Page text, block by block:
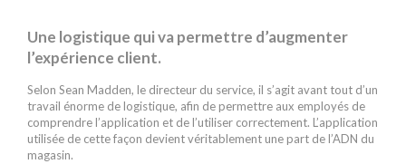
Une logistique qui va permettre d’augmenter
l’expérience client.
Selon Sean Madden, le directeur du service, il s’agit avant tout d’un
travail énorme de logistique, afin de permettre aux employés de
comprendre l’application et de l’utiliser correctement. L’application
utilisée de cette façon devient véritablement une part de l’ADN du
magasin.